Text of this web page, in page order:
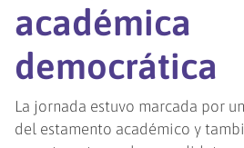
académica
democrática
La jornada estuvo marcada por
del estamento académico y